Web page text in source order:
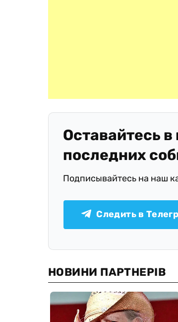
Оставайтесь в
последних
Подписывайтесь на наш
Следить в